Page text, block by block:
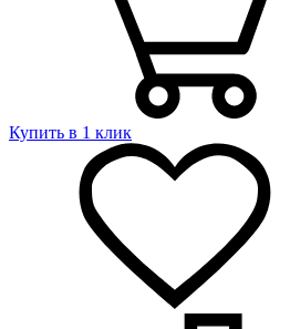
Купить в 1 клик